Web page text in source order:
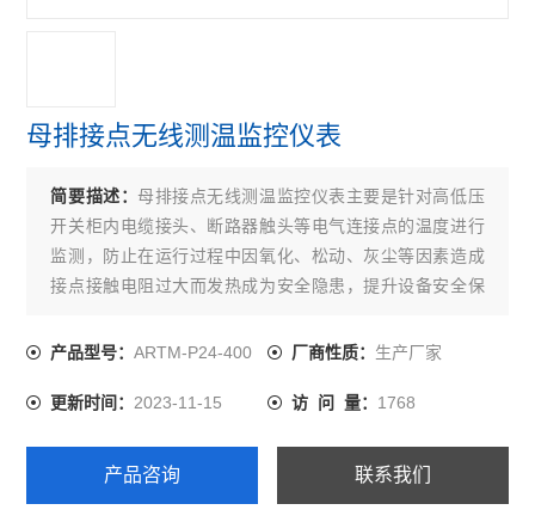
多功能三相可编程电力测控仪表
无线测温集中采集触摸屏嵌入式安装
无源无线测温传感器ct感应取电
开关柜综合测控装置温湿度控制语音提示功能
带RS485通讯 报警 4-20mA输出单相电流表
实时无线测温采集设备
母排接点无线测温监控仪表
简要描述： 母排接点无线测温监控仪表主要是针对高低压
开关柜内电缆接头、断路器触头等电气连接点的温度进行
监测，防止在运行过程中因氧化、松动、灰尘等因素造成
接点接触电阻过大而发热成为安全隐患，提升设备安全保
率。
产品型号：ARTM-P24-400 厂商性质： 生产厂家
更新时间：2023-11-15 访 问 量： 1768
产品咨询 联系我们